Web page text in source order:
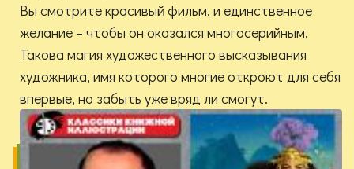
Вы смотрите красивый фильм, и единственное
желание – чтобы он оказался многосерийным.
Такова магия художественного высказывания
художника, имя которого многие откроют для себя
впервые, но забыть уже вряд ли смогут.